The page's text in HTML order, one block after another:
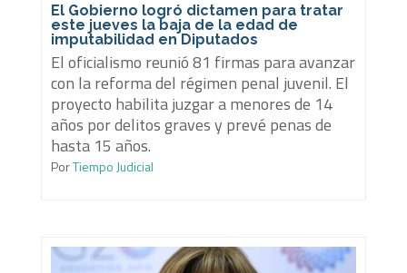
El Gobierno logró dictamen para tratar
este jueves la baja de la edad de
imputabilidad en Diputados
El oficialismo reunió 81 firmas para avanzar
con la reforma del régimen penal juvenil. El
proyecto habilita juzgar a menores de 14
años por delitos graves y prevé penas de
hasta 15 años.
PorTiempo Judicial